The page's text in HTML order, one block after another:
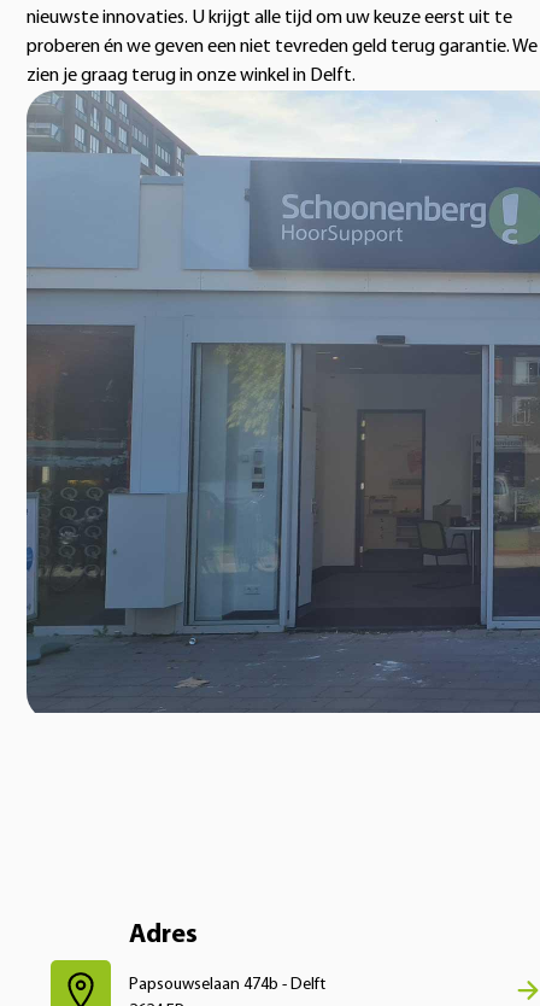
nieuwste innovaties. U krijgt alle tijd om uw keuze eerst uit te
proberen én we geven een niet tevreden geld terug garantie. We
zien je graag terug in onze winkel in Delft.
Adres
Papsouwselaan 474b - Delft